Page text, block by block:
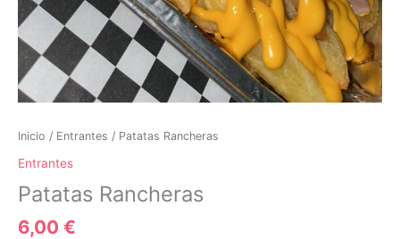
Inicio / Entrantes / Patatas Rancheras
Entrantes
Patatas Rancheras
6,00 €